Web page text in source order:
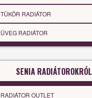
TÜKÖR RADIÁTOR
ÜVEG RADIÁTOR
SENIA RADIÁTOROKRÓL
RADIÁTOR OUTLET